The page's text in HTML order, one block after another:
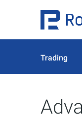
Trading